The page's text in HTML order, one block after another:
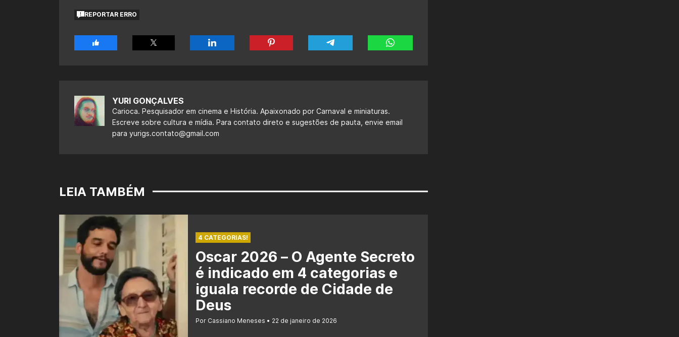
REPORTAR ERRO
YURI GONÇALVES
Carioca. Pesquisador em cinema e História. Apaixonado por Carnaval e miniaturas.
Escreve sobre cultura e mídia. Para contato direto e sugestões de pauta, envie email
para yurigs.contato@gmail.com
LEIA TAMBÉM
4 CATEGORIAS!
Oscar 2026 – O Agente Secreto
é indicado em 4 categorias e
iguala recorde de Cidade de
Deus
Por Cassiano Meneses 22 de janeiro de 2026